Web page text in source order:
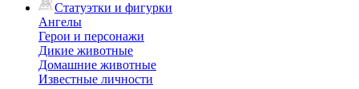
Статуэтки и фигурки
Ангелы
Герои и персонажи
Дикие животные
Домашние животные
Известные личности